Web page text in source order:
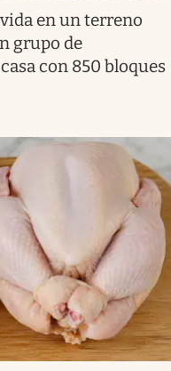
en un terreno
grupo de
con 850 bloques